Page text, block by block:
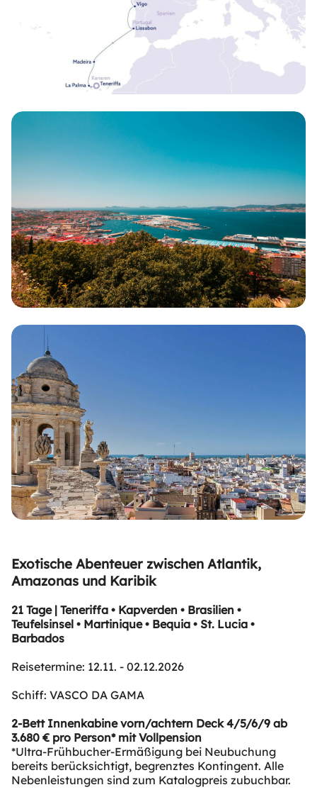
Exotische Abenteuer zwischen Atlantik,
Amazonas und Karibik
21 Tage | Teneriffa • Kapverden • Brasilien •
Teufelsinsel • Martinique • Bequia • St. Lucia •
Barbados
Reisetermine: 12.11. - 02.12.2026
Schiff: VASCO DA GAMA
2-Bett Innenkabine vorn/achtern Deck 4/5/6/9 ab
3.680 € pro Person* mit Vollpension
*Ultra-Frühbucher-Ermäßigung bei Neubuchung
bereits berücksichtigt, begrenztes Kontingent. Alle
Nebenleistungen sind zum Katalogpreis zubuchbar.